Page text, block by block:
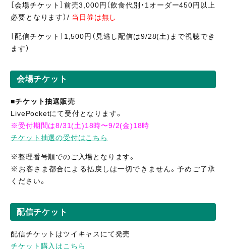
［会場チケット］前売3,000円（飲食代別・1オーダー450円以上
必要となります）/ 当日券は無し
［配信チケット］1,500円（見逃し配信は9/28(土)まで視聴でき
ます）
会場チケット
■チケット抽選販売
LivePocketにて受付となります。
※受付期間は8/31(土)18時〜9/2(金)18時
チケット抽選の受付はこちら
※整理番号順でのご入場となります。
※お客さま都合による払戻しは一切できません。予めご了承
ください。
配信チケット
配信チケットはツイキャスにて発売
チケット購入はこちら